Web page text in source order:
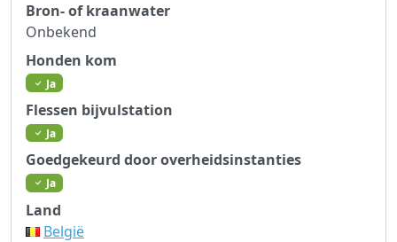
Bron- of kraanwater
Onbekend
Honden kom
Ja
Flessen bijvulstation
Ja
Goedgekeurd door overheidsinstanties
Ja
Land
België